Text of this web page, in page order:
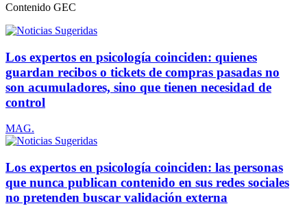
Contenido GEC
Los expertos en psicología coinciden: quienes
guardan recibos o tickets de compras pasadas no
son acumuladores, sino que tienen necesidad de
control
MAG.
Los expertos en psicología coinciden: las personas
que nunca publican contenido en sus redes sociales
no pretenden buscar validación externa